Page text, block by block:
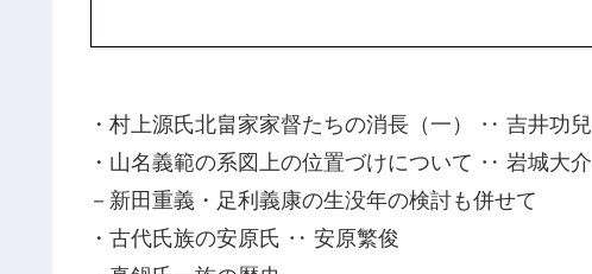
・村上源氏北畠家家督たちの消長（一） ‥ 吉井功兒
・山名義範の系図上の位置づけについて ‥ 岩城大介
－新田重義・足利義康の生没年の検討も併せて
・古代氏族の安原氏 ‥ 安原繁俊